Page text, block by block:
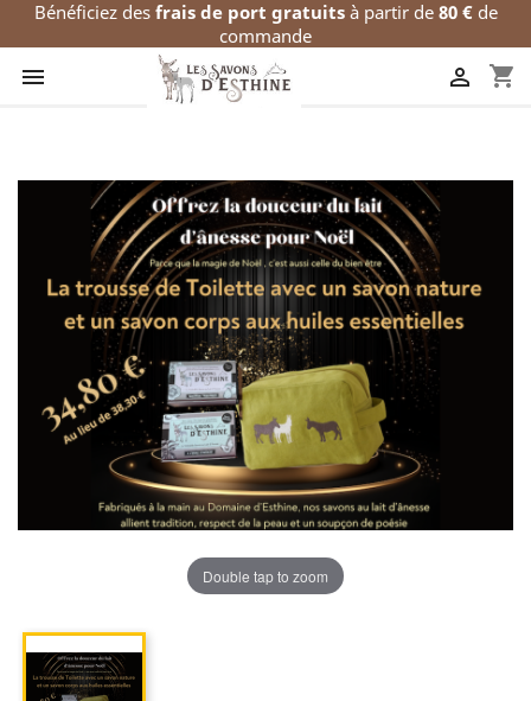
Bénéficiez des frais de port gratuitsà partir de 80 €de
commande
 shopping_cart

Double tap to zoom